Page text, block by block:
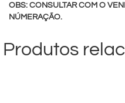
OBS: CONSULTAR COM O
NÚMERAÇÃO.
Produtos